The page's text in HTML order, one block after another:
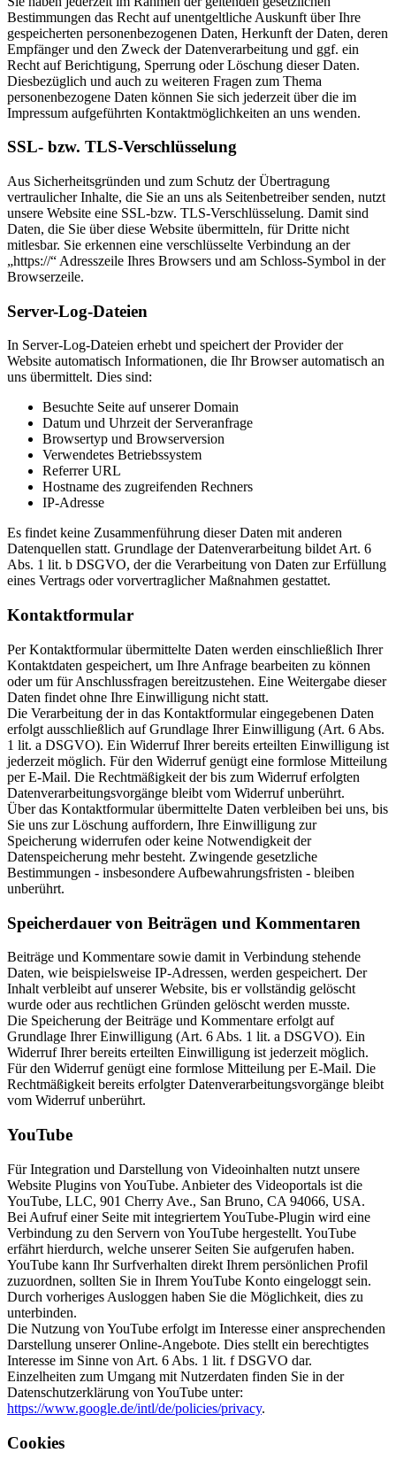
Bestimmungen das Recht auf unentgeltliche Auskunft über Ihre
gespeicherten personenbezogenen Daten, Herkunft der Daten, deren
Empfänger und den Zweck der Datenverarbeitung und ggf. ein
Recht auf Berichtigung, Sperrung oder Löschung dieser Daten.
Diesbezüglich und auch zu weiteren Fragen zum Thema
personenbezogene Daten können Sie sich jederzeit über die im
Impressum aufgeführten Kontaktmöglichkeiten an uns wenden.
SSL- bzw. TLS-Verschlüsselung
Aus Sicherheitsgründen und zum Schutz der Übertragung
vertraulicher Inhalte, die Sie an uns als Seitenbetreiber senden, nutzt
unsere Website eine SSL-bzw. TLS-Verschlüsselung. Damit sind
Daten, die Sie über diese Website übermitteln, für Dritte nicht
mitlesbar. Sie erkennen eine verschlüsselte Verbindung an der
„https://“ Adresszeile Ihres Browsers und am Schloss-Symbol in der
Browserzeile.
Server-Log-Dateien
In Server-Log-Dateien erhebt und speichert der Provider der
Website automatisch Informationen, die Ihr Browser automatisch an
uns übermittelt. Dies sind:
Besuchte Seite auf unserer Domain
Datum und Uhrzeit der Serveranfrage
Browsertyp und Browserversion
Verwendetes Betriebssystem
Referrer URL
Hostname des zugreifenden Rechners
IP-Adresse
Es findet keine Zusammenführung dieser Daten mit anderen
Datenquellen statt. Grundlage der Datenverarbeitung bildet Art. 6
Abs. 1 lit. b DSGVO, der die Verarbeitung von Daten zur Erfüllung
eines Vertrags oder vorvertraglicher Maßnahmen gestattet.
Kontaktformular
Per Kontaktformular übermittelte Daten werden einschließlich Ihrer
Kontaktdaten gespeichert, um Ihre Anfrage bearbeiten zu können
oder um für Anschlussfragen bereitzustehen. Eine Weitergabe dieser
Daten findet ohne Ihre Einwilligung nicht statt.
Die Verarbeitung der in das Kontaktformular eingegebenen Daten
erfolgt ausschließlich auf Grundlage Ihrer Einwilligung (Art. 6 Abs.
1 lit. a DSGVO). Ein Widerruf Ihrer bereits erteilten Einwilligung ist
jederzeit möglich. Für den Widerruf genügt eine formlose Mitteilung
per E-Mail. Die Rechtmäßigkeit der bis zum Widerruf erfolgten
Datenverarbeitungsvorgänge bleibt vom Widerruf unberührt.
Über das Kontaktformular übermittelte Daten verbleiben bei uns, bis
Sie uns zur Löschung auffordern, Ihre Einwilligung zur
Speicherung widerrufen oder keine Notwendigkeit der
Datenspeicherung mehr besteht. Zwingende gesetzliche
Bestimmungen - insbesondere Aufbewahrungsfristen - bleiben
unberührt.
Speicherdauer von Beiträgen und Kommentaren
Beiträge und Kommentare sowie damit in Verbindung stehende
Daten, wie beispielsweise IP-Adressen, werden gespeichert. Der
Inhalt verbleibt auf unserer Website, bis er vollständig gelöscht
wurde oder aus rechtlichen Gründen gelöscht werden musste.
Die Speicherung der Beiträge und Kommentare erfolgt auf
Grundlage Ihrer Einwilligung (Art. 6 Abs. 1 lit. a DSGVO). Ein
Widerruf Ihrer bereits erteilten Einwilligung ist jederzeit möglich.
Für den Widerruf genügt eine formlose Mitteilung per E-Mail. Die
Rechtmäßigkeit bereits erfolgter Datenverarbeitungsvorgänge bleibt
vom Widerruf unberührt.
YouTube
Für Integration und Darstellung von Videoinhalten nutzt unsere
Website Plugins von YouTube. Anbieter des Videoportals ist die
YouTube, LLC, 901 Cherry Ave., San Bruno, CA 94066, USA.
Bei Aufruf einer Seite mit integriertem YouTube-Plugin wird eine
Verbindung zu den Servern von YouTube hergestellt. YouTube
erfährt hierdurch, welche unserer Seiten Sie aufgerufen haben.
YouTube kann Ihr Surfverhalten direkt Ihrem persönlichen Profil
zuzuordnen, sollten Sie in Ihrem YouTube Konto eingeloggt sein.
Durch vorheriges Ausloggen haben Sie die Möglichkeit, dies zu
unterbinden.
Die Nutzung von YouTube erfolgt im Interesse einer ansprechenden
Darstellung unserer Online-Angebote. Dies stellt ein berechtigtes
Interesse im Sinne von Art. 6 Abs. 1 lit. f DSGVO dar.
Einzelheiten zum Umgang mit Nutzerdaten finden Sie in der
Datenschutzerklärung von YouTube unter:
https://www.google.de/intl/de/policies/privacy.
Cookies